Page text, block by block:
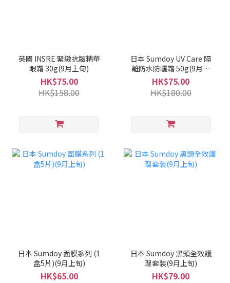
英國 INSRE 緊緻抗皺精華
眼霜 30g(9月上旬)
HK$75.00
HK$158.00
日本 Sumdoy UV Care 隔
離防水防曬霜 50g(9月上
旬)
HK$75.00
HK$180.00
日本 Sumdoy 面膜系列 (1
盒5片)(9月上旬)
HK$65.00
日本 Sumdoy 黑頭全效護
理套裝(9月上旬)
HK$79.00